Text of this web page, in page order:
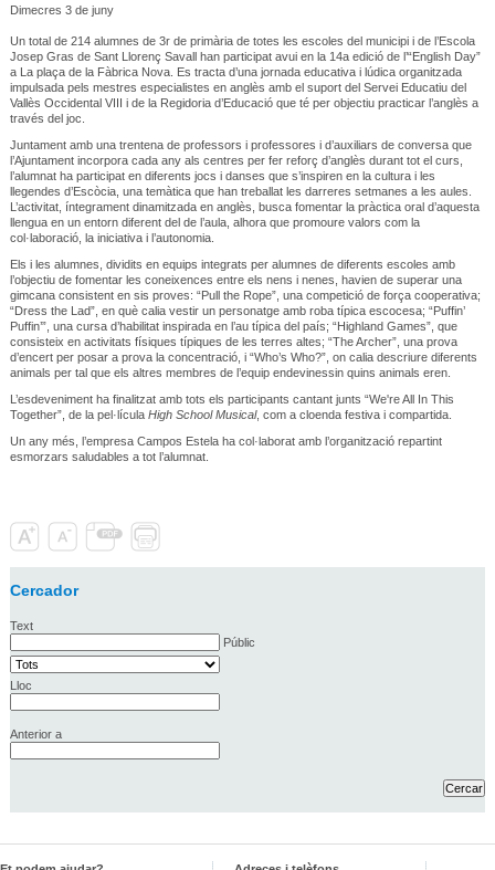
Dimecres 3 de juny
Un total de 214 alumnes de 3r de primària de totes les escoles del municipi i de l’Escola
Josep Gras de Sant Llorenç Savall han participat avui en la 14a edició de l’“English Day”
a La plaça de la Fàbrica Nova. Es tracta d’una jornada educativa i lúdica organitzada
impulsada pels mestres especialistes en anglès amb el suport del Servei Educatiu del
Vallès Occidental VIII i de la Regidoria d’Educació que té per objectiu practicar l’anglès a
través del joc.
Juntament amb una trentena de professors i professores i d’auxiliars de conversa que
l’Ajuntament incorpora cada any als centres per fer reforç d’anglès durant tot el curs,
l’alumnat ha participat en diferents jocs i danses que s’inspiren en la cultura i les
llegendes d’Escòcia, una temàtica que han treballat les darreres setmanes a les aules.
L’activitat, íntegrament dinamitzada en anglès, busca fomentar la pràctica oral d’aquesta
llengua en un entorn diferent del de l’aula, alhora que promoure valors com la
col·laboració, la iniciativa i l’autonomia.
Els i les alumnes, dividits en equips integrats per alumnes de diferents escoles amb
l’objectiu de fomentar les coneixences entre els nens i nenes, havien de superar una
gimcana consistent en sis proves: “Pull the Rope”, una competició de força cooperativa;
“Dress the Lad”, en què calia vestir un personatge amb roba típica escocesa; “Puffin’
Puffin’”, una cursa d’habilitat inspirada en l’au típica del país; “Highland Games”, que
consisteix en activitats físiques típiques de les terres altes; “The Archer”, una prova
d’encert per posar a prova la concentració, i “Who’s Who?”, on calia descriure diferents
animals per tal que els altres membres de l’equip endevinessin quins animals eren.
L’esdeveniment ha finalitzat amb tots els participants cantant junts “We're All In This
Together”, de la pel·lícula High School Musical, com a cloenda festiva i compartida.
Un any més, l’empresa Campos Estela ha col·laborat amb l’organització repartint
esmorzars saludables a tot l’alumnat.
Cercador
Text
Públic
Lloc
Anterior a